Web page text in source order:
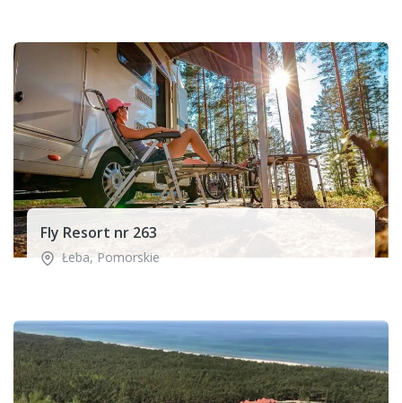
Fly Resort nr 263
Łeba,Pomorskie